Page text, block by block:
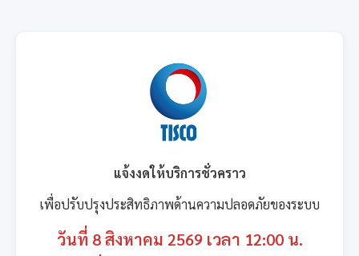
แจ้งงดให้บริการชั่วคราว
เพื่อปรับปรุงประสิทธิภาพด้านความปลอดภัยของระบบ
วันที่ 8 สิงหาคม 2569 เวลา 12:00 น.